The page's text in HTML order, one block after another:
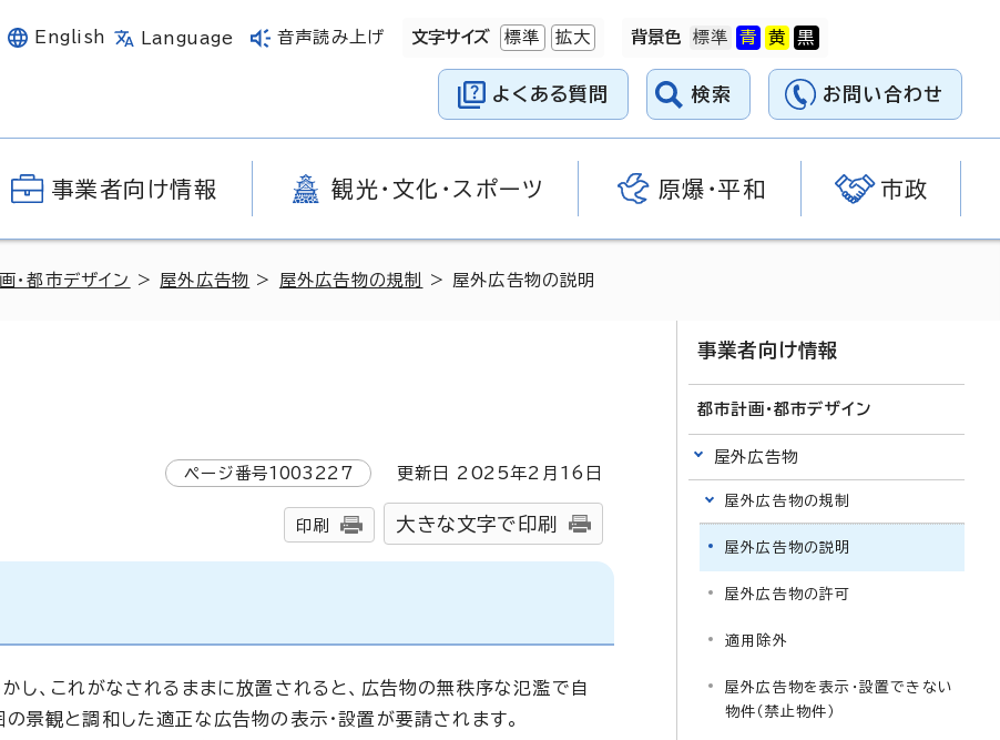
English Language 音声読み上げ 文字サイズ 標準 拡大 背景色
よくある質問 検索 お問い合わせ
事業者向け情報 観光・文化・スポーツ 原爆・平和 市政
・都市デザイン > 屋外広告物 > 屋外広告物の規制 > 屋外広告物の説明
ページ番号1003227 更新日 2025年2月 16 日
印刷 大きな文字で印刷
し、これがなされるままに放置されると、広告物の無秩序な氾濫で自
景観と調和した適正な広告物の表示・設置が要請されます。
事業者向け情報
都市計画・都市デザイン
屋外広告物
屋外広告物の規制
屋外広告物の説明
屋外広告物の許可
適用除外
屋外広告物を表示・設置できない
物件（禁止物件）